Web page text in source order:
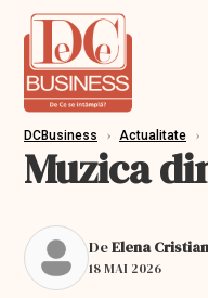
DCBusiness › Actualitate ›
Muzica
DeElena Cristian
18 MAI 2026